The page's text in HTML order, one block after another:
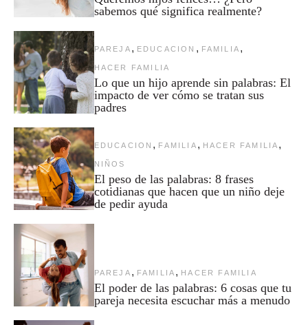
sabemos qué significa realmente?
PAREJA , EDUCACION , FAMILIA ,
HACER FAMILIA
Lo que un hijo aprende sin palabras: El
impacto de ver cómo se tratan sus
padres
EDUCACION , FAMILIA , HACER FAMILIA ,
NIÑOS
El peso de las palabras: 8 frases
cotidianas que hacen que un niño deje
de pedir ayuda
PAREJA , FAMILIA , HACER FAMILIA
El poder de las palabras: 6 cosas que tu
pareja necesita escuchar más a menudo